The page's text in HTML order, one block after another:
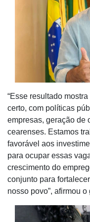
“Esse resultado
certo, com políticas
empresas, geração de
cearenses. Estamos
favorável aos
para ocupar essas
crescimento do
conjunto para
nosso povo”, afirmou